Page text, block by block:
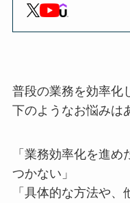
普段の業務を効率化
下のようなお悩みは
「業務効率化を進
つかない」
「具体的な方法や